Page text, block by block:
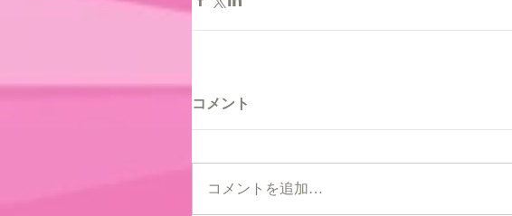
コメント
コメントを追加…